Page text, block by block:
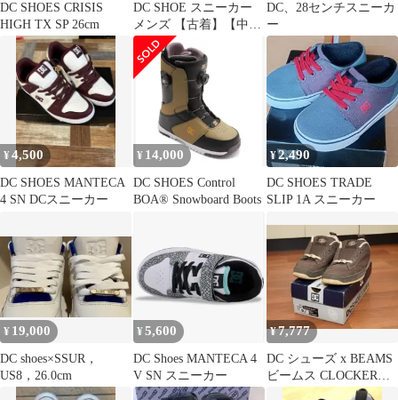
DC SHOES CRISIS
HIGH TX SP 26cm
DC SHOE スニーカー
メンズ 【古着】【中
古】【送料無料】
DC、28センチスニーカ
ー
¥4,500
DC SHOES MANTECA
4 SN DCスニーカー
¥ 14,000
DC SHOES Control
BOA® Snowboard Boots
¥2,490
DC SHOES TRADE
SLIP 1A スニーカー
¥ 19,000
DC shoes×SSUR，
US8，26.0cm
¥5,600
DC Shoes MANTECA 4
V SN スニーカー
¥7,777
DC シューズ x BEAMS
ビームス CLOCKER
US9.5 中古